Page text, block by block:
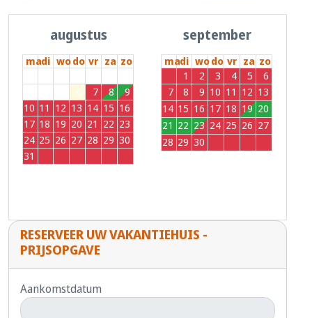
augustus
madi wodo vr za zo
6 7 8
9
10 11 12 13 14 15 16
17 18 19 20 21 22 23
24 25 26 27 28 29 30
31
september
madi wodo vr za zo
1 2 3 4 5
6
7
8 9 10 11 12 13
14 15 16 17 18 19 20
21 22 23 24 25 26 27
28 29 30
RESERVEER UW VAKANTIEHUIS -
PRIJSOPGAVE
Aankomstdatum